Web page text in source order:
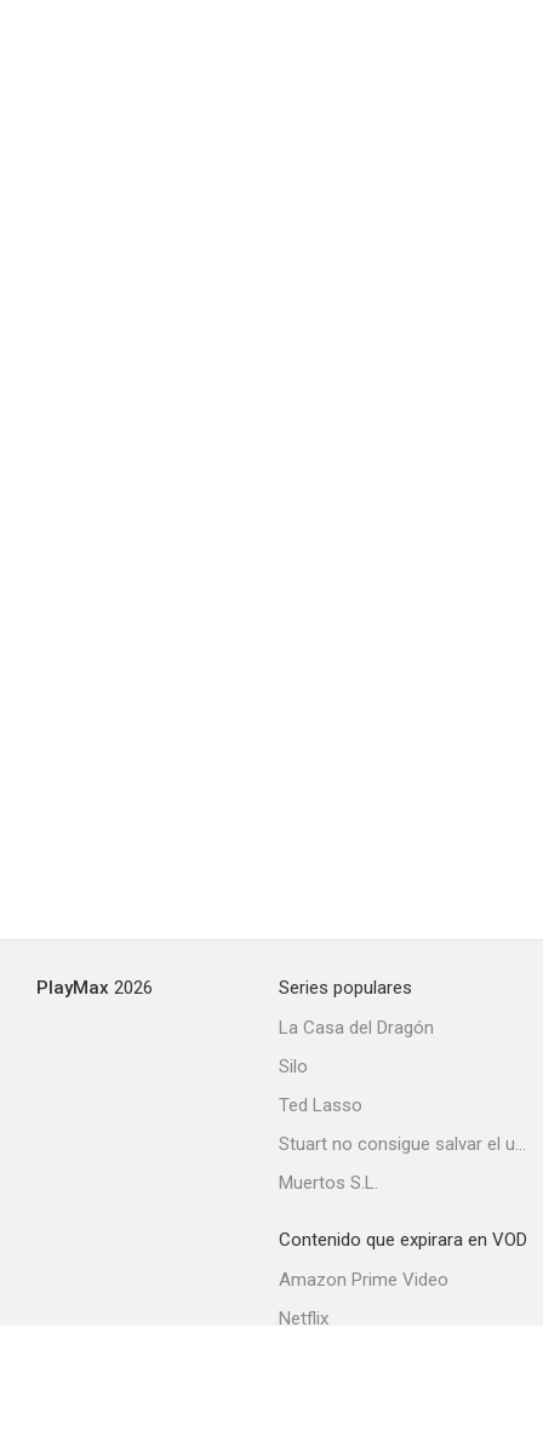
PlayMax 2026
Series populares
La Casa del Dragón
Silo
Ted Lasso
Stuart no consigue salvar el universo
Muertos S.L.
Contenido que expirara en VOD
Amazon Prime Video
Netflix